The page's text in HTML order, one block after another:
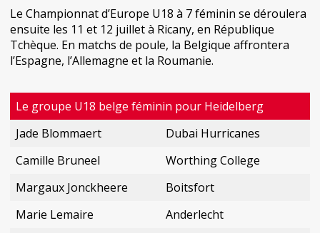
Le Championnat d’Europe U18 à 7 féminin se déroulera
ensuite les 11 et 12 juillet à Ricany, en République
Tchèque. En matchs de poule, la Belgique affrontera
l’Espagne, l’Allemagne et la Roumanie.
Le groupe U18 belge féminin pour Heidelberg
Jade Blommaert
Dubai Hurricanes
Camille Bruneel
Worthing College
Margaux Jonckheere
Boitsfort
Marie Lemaire
Anderlecht